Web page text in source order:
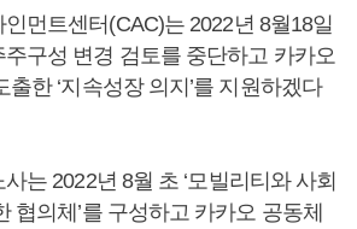
먼트센터(CAC)는 2022년 8월18일
구성 변경 검토를 중단하고 카카오
출한 ‘지속성장 의지’를 지원하겠다
는 2022년 8월 초 ‘모빌리티와 사회
협의체’를 구성하고 카카오 공동체